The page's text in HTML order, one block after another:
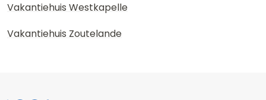
Vakantiehuis Westkapelle
Vakantiehuis Zoutelande